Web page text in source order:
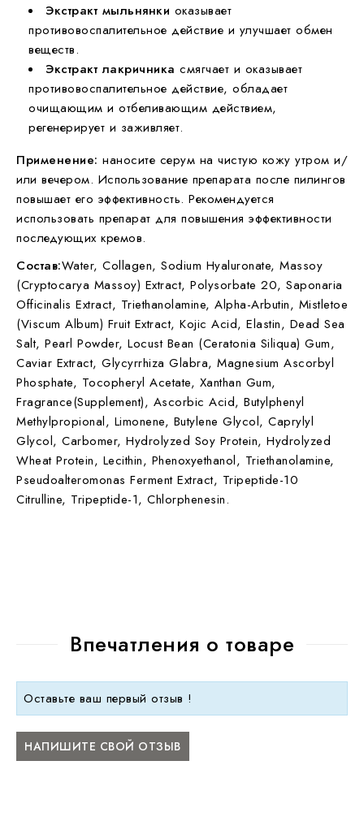
Экстракт мыльнянки оказывает
противовоспалительное действие и улучшает обмен
веществ.
Экстракт лакричника смягчает и оказывает
противовоспалительное действие, обладает
очищающим и отбеливающим действием,
регенерирует и заживляет.
Применение: наносите серум на чистую кожу утром и/
или вечером. Использование препарата после пилингов
повышает его эффективность. Рекомендуется
использовать препарат для повышения эффективности
последующих кремов.
Состав:Water, Collagen, Sodium Hyaluronate, Massoy
(Cryptocarya Massoy) Extract, Polysorbate 20, Saponaria
Officinalis Extract, Triethanolamine, Alpha-Arbutin, Mistletoe
(Viscum Album) Fruit Extract, Kojic Acid, Elastin, Dead Sea
Salt, Pearl Powder, Locust Bean (Ceratonia Siliqua) Gum,
Caviar Extract, Glycyrrhiza Glabra, Magnesium Ascorbyl
Phosphate, Tocopheryl Acetate, Xanthan Gum,
Fragrance(Supplement), Ascorbic Acid, Butylphenyl
Methylpropional, Limonene, Butylene Glycol, Caprylyl
Glycol, Carbomer, Hydrolyzed Soy Protein, Hydrolyzed
Wheat Protein, Lecithin, Phenoxyethanol, Triethanolamine,
Pseudoalteromonas Ferment Extract, Tripeptide-10
Citrulline, Tripeptide-1, Chlorphenesin.
Впечатления о товаре
Оставьте ваш первый отзыв !
НАПИШИТЕ СВОЙ ОТЗЫВ